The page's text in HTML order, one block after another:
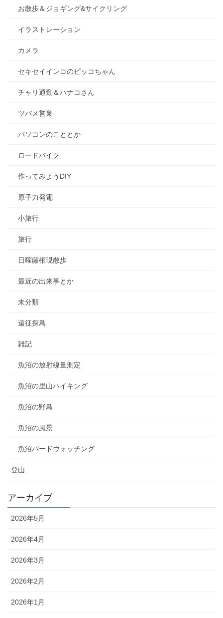
お散歩＆ジョギング&サイクリング
イラストレーション
カメラ
セキセイインコのピッコちゃん
チャリ通勤＆ハナコさん
ツバメ営巣
パソコンのこととか
ロードバイク
作ってみようDIY
原子力発電
小旅行
旅行
日曜藤権現散歩
最近の出来事とか
未分類
遠征探鳥
雑記
魚沼の放射線量測定
魚沼の里山ハイキング
魚沼の野鳥
魚沼の風景
魚沼バードウォッチング
登山
アーカイブ
2026年5月
2026年4月
2026年3月
2026年2月
2026年1月